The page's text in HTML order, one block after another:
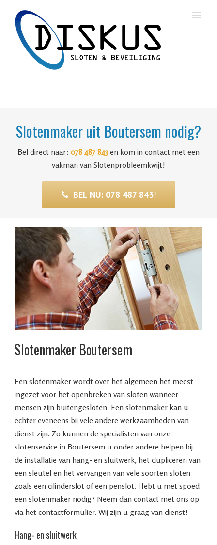
Slotenmaker uit Boutersem nodig?
Bel direct naar: 078 487 843 en kom in contact met een
vakman van Slotenprobleemkwijt!
BEL NU: 078 487 843!
Slotenmaker Boutersem
Een slotenmaker wordt over het algemeen het meest
ingezet voor het openbreken van sloten wanneer
mensen zijn buitengesloten. Een slotenmaker kan u
echter eveneens bij vele andere werkzaamheden van
dienst zijn. Zo kunnen de specialisten van onze
slotenservice in Boutersem u onder andere helpen bij
de installatie van hang- en sluitwerk, het dupliceren van
een sleutel en het vervangen van vele soorten sloten
zoals een cilinderslot of een penslot. Hebt u met spoed
een slotenmaker nodig? Neem dan contact met ons op
via het contactformulier. Wij zijn u graag van dienst!
Hang- en sluitwerk